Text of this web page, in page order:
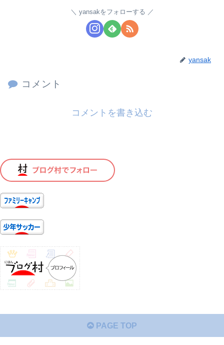
yansakをフォローする
yansak
コメント
コメントを書き込む
PAGE TOP